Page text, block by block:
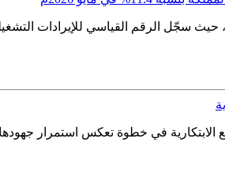
الابتكارية في خطوة تعكس استمرار